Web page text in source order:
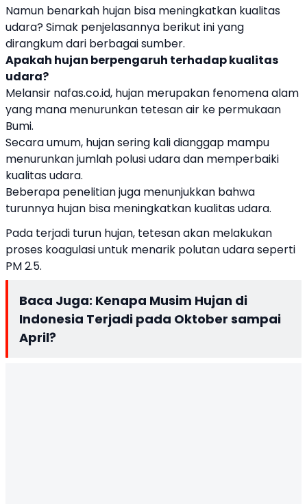
Namun benarkah hujan bisa meningkatkan kualitas
udara? Simak penjelasannya berikut ini yang
dirangkum dari berbagai sumber.
Apakah hujan berpengaruh terhadap kualitas
udara?
Melansir nafas.co.id, hujan merupakan fenomena alam
yang mana menurunkan tetesan air ke permukaan
Bumi.
Secara umum, hujan sering kali dianggap mampu
menurunkan jumlah polusi udara dan memperbaiki
kualitas udara.
Beberapa penelitian juga menunjukkan bahwa
turunnya hujan bisa meningkatkan kualitas udara.
Pada terjadi turun hujan, tetesan akan melakukan
proses koagulasi untuk menarik polutan udara seperti
PM 2.5.
Baca Juga: Kenapa Musim Hujan di
Indonesia Terjadi pada Oktober sampai
April?